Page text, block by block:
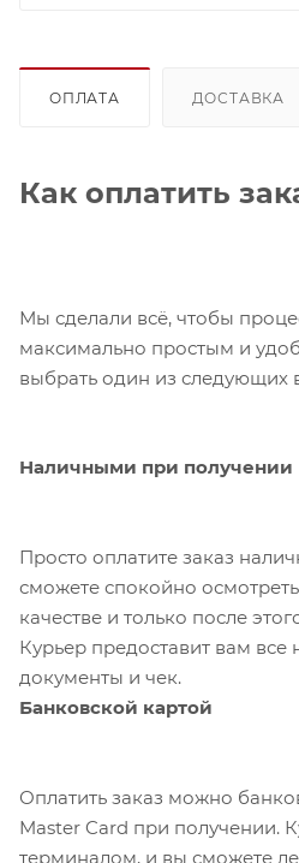
ОПЛАТА ДОСТАВКА
Как оплатить
Мы сделали всё, чтобы
максимально простым и
выбрать один из следующих
Наличными при получении
Просто оплатите заказ
сможете спокойно осмотреть
качестве и только после
Курьер предоставит вам
документы и чек.
Банковской картой
Оплатить заказ можно
Master Card при получении.
терминалом, и вы сможете